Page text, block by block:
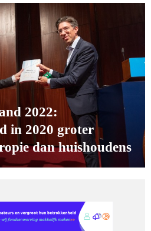
2022:
in 2020 groter
dan huishoudens